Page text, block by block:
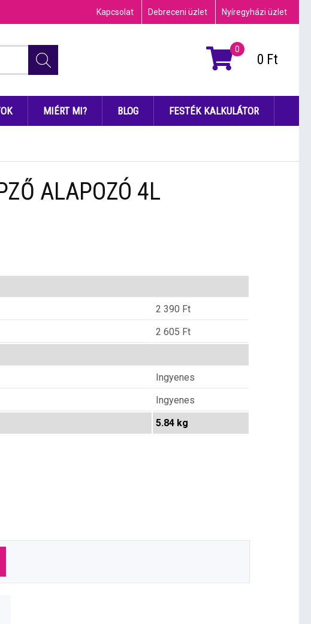
Kapcsolat Debreceni üzlet Nyíregyházi üzlet
0
0 Ft
MIÉRT MI? BLOG FESTÉK KALKULÁTOR
ALAPOZÓ 4L
2 390 Ft
2 605 Ft
Ingyenes
Ingyenes
5.84 kg